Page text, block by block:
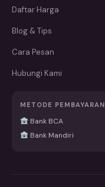
Daftar Harga
Blog & Tips
Cara Pesan
Hubungi Kami
METODE PEMBAYARAN
Bank BCA
Bank Mandiri